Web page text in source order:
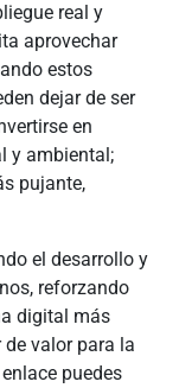
real y
aprovechar
estos
dejar de ser
en
y ambiental;
pujante,
el desarrollo y
reforzando
digital más
valor para la
puedes